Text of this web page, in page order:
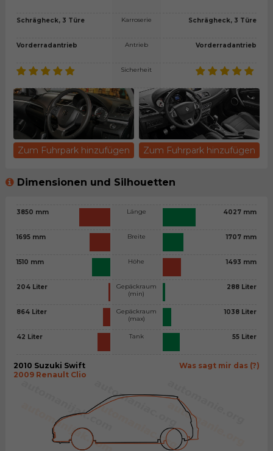
Schrägheck, 3 Türe
Vorderradantrieb
Karroserie
Antrieb
Sicherheit
Schrägheck, 3 Türe
Vorderradantrieb
Zum Fuhrpark hinzufügen Zum Fuhrpark hinzufügen
Dimensionen und Silhouetten
3850 mm
1695 mm
1510 mm
204 Liter
864 Liter
42 Liter
Länge
Breite
Höhe
Gepäckraum
(min)
Gepäckraum
(max)
Tank
4027 mm
1707 mm
1493 mm
288 Liter
1038 Liter
55 Liter
Was sagt mir das (?)
2010 Suzuki Swift
2009 Renault Clio